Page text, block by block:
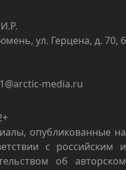
ул. Герцена, д. 70, 6
media.ru
опубликованные на
с российским и
об авторском